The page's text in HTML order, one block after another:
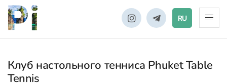
RU
Клуб настольного тенниса Phuket Table
Tennis